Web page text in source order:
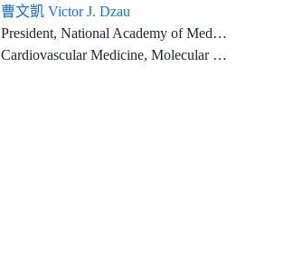
曹文凱 Victor J. Dzau
President, National Academy of Medicine, USA Vice-Chair, National Research Council, USA
Cardiovascular Medicine, Molecular Medicine